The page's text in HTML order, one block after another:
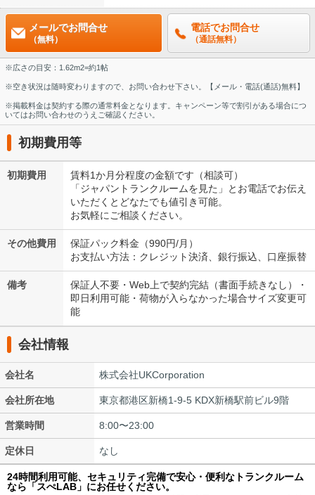
メールでお問合せ
（無料）
電話でお問合せ
（通話無料）
※広さの目安：1.62m2=約1帖
※空き状況は随時変わりますので、お問い合わせ下さい。【メール・電話(通話)無料】
※掲載料金は契約する際の通常料金となります。キャンペーン等で割引がある場合につ
いてはお問い合わせのうえご確認ください。
初期費用等
初期費用
賃料1か月分程度の金額です（相談可）
「ジャパントランクルームを見た」とお電話でお伝え
いただくとどなたでも値引き可能。
お気軽にご相談ください。
その他費用
保証パック料金（990円/月）
お支払い方法：クレジット決済、銀行振込、口座振替
備考
保証人不要・Web上で契約完結（書面手続きなし）・
即日利用可能・荷物が入らなかった場合サイズ変更可
能
会社情報
会社名 株式会社UKCorporation
会社所在地 東京都港区新橋1-9-5 KDX新橋駅前ビル9階
営業時間 8:00〜23:00
定休日 なし
24時間利用可能、セキュリティ完備で安心・便利なトランクルーム
なら「スぺLAB」にお任せください。